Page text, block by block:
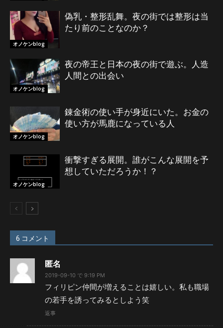
オノケンblog
偽乳・整形乱舞。夜の街では整形は当
たり前のことなのか？
オノケンblog
夜の帝王と日本の夜の街で遊ぶ。人造
人間との出会い
オノケンblog
錬金術の使い手が身近にいた。お金の
使い方が馬鹿になっている人
オノケンblog
衝撃すぎる展開。誰がこんな展開を予
想していただろうか！？
6 コメント
匿名
2019-09-10 で 9:19 PM
フィリピン仲間が増えることは嬉しい。私も職場
の若手を誘ってみるとしよう笑
返事